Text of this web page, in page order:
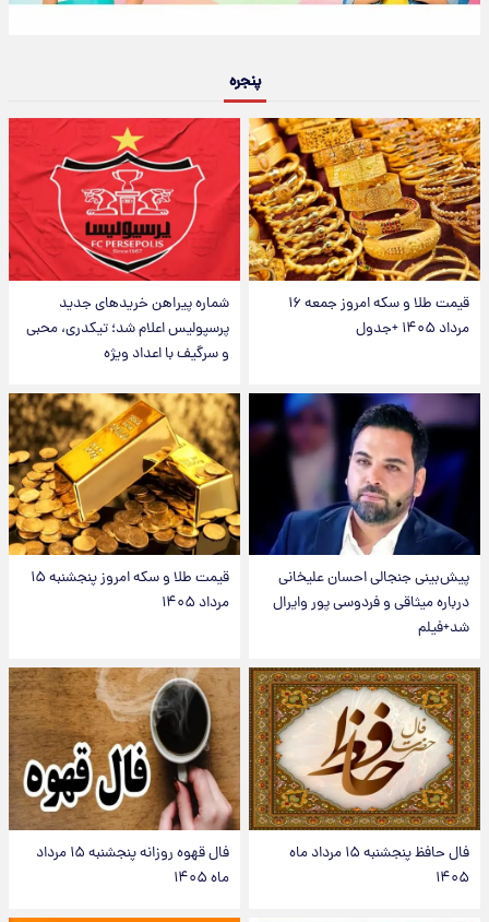
پنجره
قیمت طلا و سکه امروز جمعه ۱۶
مرداد ۱۴۰۵ +جدول
شماره پیراهن خریدهای جدید
پرسپولیس اعلام شد؛ تیکدری، محبی
و سرگیف با اعداد ویژه
پیش‌بینی جنجالی احسان علیخانی
درباره میثاقی و فردوسی پور وایرال
شد+فیلم
قیمت طلا و سکه امروز پنجشنبه ۱۵
مرداد ۱۴۰۵
فال حافظ پنجشنبه ۱۵ مرداد ماه
۱۴۰۵
فال قهوه روزانه پنجشنبه ۱۵ مرداد
ماه ۱۴۰۵